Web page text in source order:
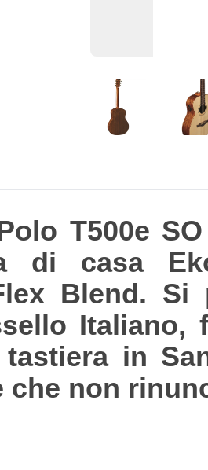
T500e
di casa
Blend.
tastiera in
che non